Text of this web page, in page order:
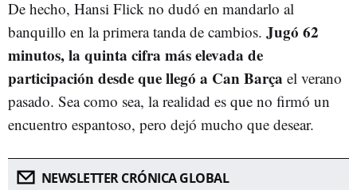
De hecho, Hansi Flick no dudó en mandarlo al
banquillo en la primera tanda de cambios. Jugó 62
minutos, la quinta cifra más elevada de
participación desde que llegó a Can Barça el verano
pasado. Sea como sea, la realidad es que no firmó un
encuentro espantoso, pero dejó mucho que desear.
NEWSLETTER CRÓNICA GLOBAL